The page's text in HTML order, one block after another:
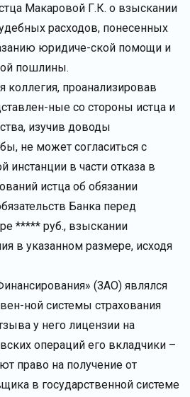
Макаровой Г.К. о взыскании
расходов, понесенных
юридиче-ской помощи и
пошлины.
коллегия, проанализировав
ные со стороны истца и
изучив доводы
не может согласиться с
инстанции в части отказа в
истца об обязании
Банка перед
***** руб., взыскании
в указанном размере, исходя
(ЗАО) являлся
ной системы страхования
у него лицензии на
операций его вкладчики –
право на получение от
в государственной системе